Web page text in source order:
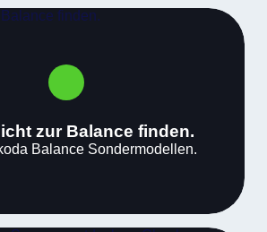
zur Balance finden.
Balance Sondermodellen.